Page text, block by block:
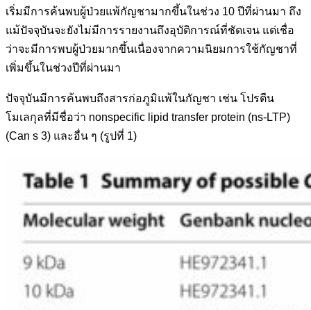
เริ่มมีการค้นพบผู้ป่วยแพ้กัญชามากขึ้นในช่วง 10 ปีที่ผ่านมา ถึง
แม้ปัจจุบันจะยังไม่มีการรายงานถึงอุบัติการณ์ที่ชัดเจน แต่เชื่อ
ว่าจะมีการพบผู้ป่วยมากขึ้นเนื่องจากความนิยมการใช้กัญชาที่
เพิ่มขึ้นในช่วงปีที่ผ่านมา
ปัจจุบันมีการค้นพบถึงสารก่อภูมิแพ้ในกัญชา เช่น โปรตีน
โมเลกุลที่มีชื่อว่า nonspecific lipid transfer protein (ns-LTP)
(Can s 3) และอื่น ๆ (รูปที่ 1)